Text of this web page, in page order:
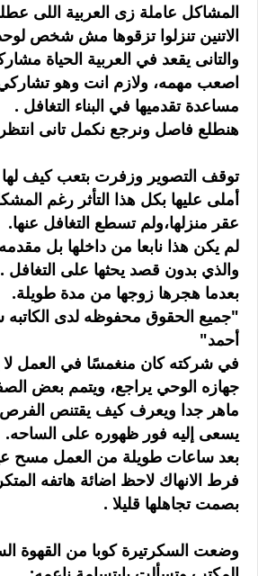
المشاكل عاملة زى العربية اللى
الاتنين تنزلوا تزقوها مش شخص
والتانى يقعد في العربية الحياة
اصعب مهمه، ولازم انت وهو
مساعدة تقدميها في البناء التغافل .
هنطلع فاصل ونرجع نكمل تانى
توقف التصوير وزفرت بتعب كيف
أملى عليها بكل هذا التأثر رغم
عقر منزلها،ولم تسطع التغافل عنها.
لم يكن هذا نابعا من داخلها بل
والذي بدون قصد يحثها على التغافل .
بعدما هجرها زوجها من مدة طويلة.
"جميع الحقوق محفوظه لدى الكاتبه
أحمد"
في شركته كان منغمسًا في العمل
جهازه الوحي يراجع، ويتمم بعض
ماهر جدا ويعرف كيف يقتنص
يسعى إليه فور ظهوره على الساحه.
بعد ساعات طويلة من العمل مسح
فرط الانهاك لاحظ اضائة هاتفه
بصمت تجاهلها قليلا .
وضعت السكرتيرة كوبا من القهوة